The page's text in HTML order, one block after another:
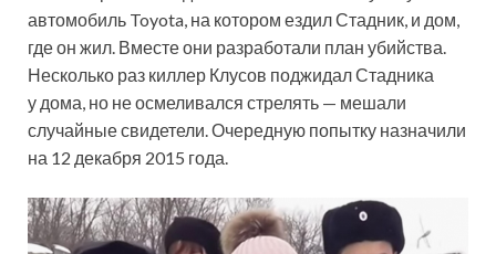
автомобиль Toyota, на котором ездил Стадник, и дом,
где он жил. Вместе они разработали план убийства.
Несколько раз киллер Клусов поджидал Стадника
у дома, но не осмеливался стрелять — мешали
случайные свидетели. Очередную попытку назначили
на 12 декабря 2015 года.